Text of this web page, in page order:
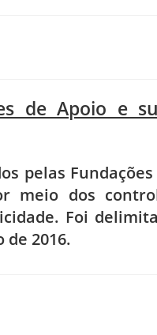
de Apoio e
pelas Fundações
meio dos
Foi
2016.